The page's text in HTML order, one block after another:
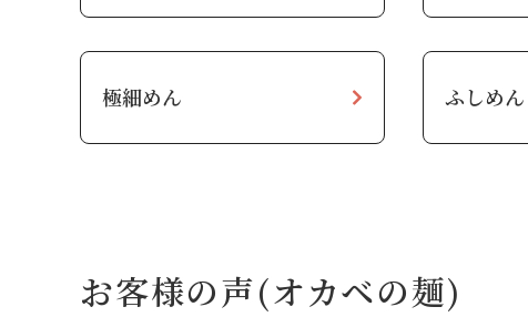
極細めん ふしめん
お客様の声(オカベの麺)